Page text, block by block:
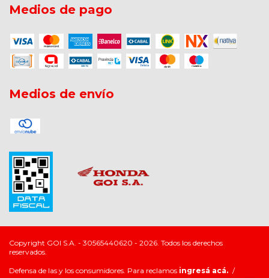
Medios de pago
Medios de envío
Copyright GOI S.A. - 30565440620 - 2026. Todos los derechos
reservados.
Defensa de las y los consumidores. Para reclamos ingresá acá. /